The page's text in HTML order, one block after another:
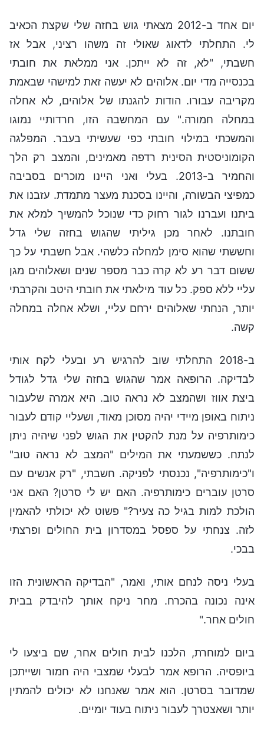
יום אחד ב-2012 מצאתי גוש בחזה שלי שקצת הכאיב
לי. התחלתי לדאוג שאולי זה משהו רציני, אבל אז
חשבתי, "לא, זה לא ייתכן. אני ממלאת את חובתי
בכנסייה מדי יום. אלוהים לא יעשה זאת למישהי שבאמת
מקריבה עבורו. הודות להגנתו של אלוהים, לא אחלה
במחלה חמורה." עם המחשבה הזו, חרדותיי נמוגו
והמשכתי במילוי חובתי כפי שעשיתי בעבר. המפלגה
הקומוניסטית הסינית רדפה מאמינים, והמצב רק הלך
והחמיר ב-2013. בעלי ואני היינו מוכרים בסביבה
כמפיצי הבשורה, והיינו בסכנת מעצר מתמדת. עזבנו את
ביתנו ועברנו לגור רחוק כדי שנוכל להמשיך למלא את
חובתנו. לאחר מכן גיליתי שהגוש בחזה שלי גדל
וחששתי שהוא סימן למחלה כלשהי. אבל חשבתי על כך
ששום דבר רע לא קרה כבר מספר שנים ושאלוהים מגן
עליי ללא ספק. כל עוד מילאתי את חובתי היטב והקרבתי
יותר, הנחתי שאלוהים ירחם עליי, ושלא אחלה במחלה
קשה.
ב-2018 התחלתי שוב להרגיש רע ובעלי לקח אותי
לבדיקה. הרופאה אמר שהגוש בחזה שלי גדל לגודל
ביצת אווז ושהמצב לא נראה טוב. היא אמרה שלעבור
ניתוח באופן מיידי יהיה מסוכן מאוד, ושעליי קודם לעבור
כימותרפיה על מנת להקטין את הגוש לפני שיהיה ניתן
לנתח. כששמעתי את המילים "המצב לא נראה טוב"
ו"כימותרפיה", נכנסתי לפניקה. חשבתי, "רק אנשים עם
סרטן עוברים כימותרפיה. האם יש לי סרטן? האם אני
הולכת למות בגיל כה צעיר?" פשוט לא יכולתי להאמין
לזה. צנחתי על ספסל במסדרון בית החולים ופרצתי
בבכי.
בעלי ניסה לנחם אותי, ואמר, "הבדיקה הראשונית הזו
אינה נכונה בהכרח. מחר ניקח אותך להיבדק בבית
חולים אחר."
ביום למוחרת, הלכנו לבית חולים אחר, שם ביצעו לי
ביופסיה. הרופא אמר לבעלי שמצבי היה חמור ושייתכן
שמדובר בסרטן. הוא אמר שאנחנו לא יכולים להמתין
יותר ושאצטרך לעבור ניתוח בעוד יומיים.